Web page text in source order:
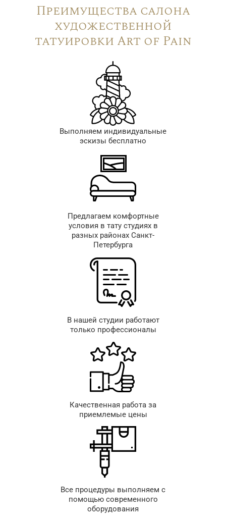
Преимущества салона
художественной
татуировки Art of Pain
Выполняем индивидуальные
эскизы бесплатно
Предлагаем комфортные
условия в тату студиях в
разных районах Санкт-
Петербурга
В нашей студии работают
только профессионалы
Качественная работа за
приемлемые цены
Все процедуры выполняем с
помощью современного
оборудования